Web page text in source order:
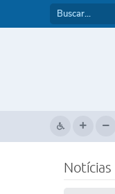
Notícias